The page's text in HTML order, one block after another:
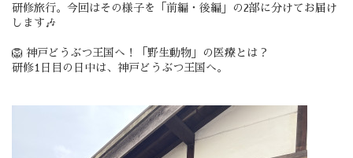
研修旅行。今回はその様子を「前編・後編」の2部に分けてお届け
します🎶
🦁 神戸どうぶつ王国へ！「野生動物」の医療とは？
研修1日目の日中は、 神戸どうぶつ王国 へ。